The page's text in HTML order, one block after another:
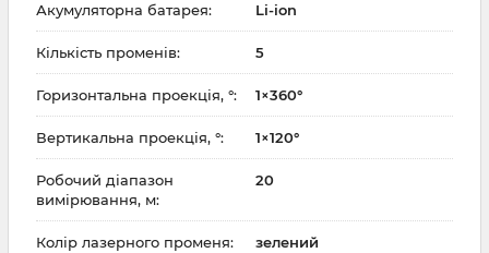
Акумуляторна батарея: Li-ion
Кількість променів: 5
Горизонтальна проекція, °: 1×360°
Вертикальна проекція, °: 1×120°
Робочий діапазон
вимірювання, м:
20
Колір лазерного променя: зелений